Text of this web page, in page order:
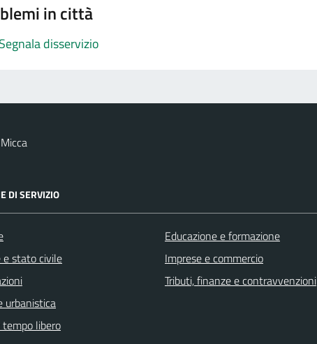
in città
Segnala disservizio
DI SERVIZIO
e stato civile
urbanistica
libero
Educazione e formazione
Imprese e commercio
Tributi, finanze e contravvenzioni